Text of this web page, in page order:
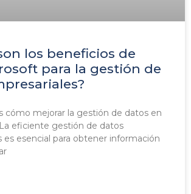
los beneficios de
para la gestión de
cómo mejorar la gestión de datos en
eficiente gestión de datos
es esencial para obtener información